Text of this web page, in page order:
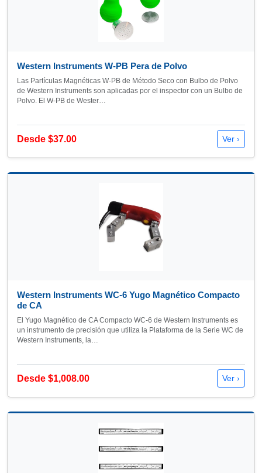
Western Instruments W-PB Pera de Polvo
Las Partículas Magnéticas W-PB de Método Seco con Bulbo de Polvo
de Western Instruments son aplicadas por el inspector con un Bulbo de
Polvo. El W-PB de Wester…
Desde $37.00 Ver ›
Western Instruments WC-6 Yugo Magnético Compacto
de CA
El Yugo Magnético de CA Compacto WC-6 de Western Instruments es
un instrumento de precisión que utiliza la Plataforma de la Serie WC de
Western Instruments, la…
Desde $1,008.00 Ver ›